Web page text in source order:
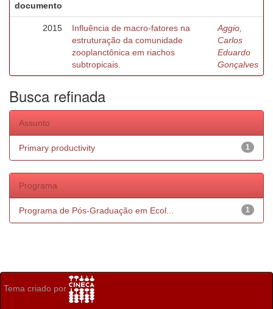
documento
2015
Influência de macro-fatores na
estruturação da comunidade
zooplanctônica em riachos
subtropicais.
Aggio,
Carlos
Eduardo
Gonçalves
Busca refinada
Assunto
1
Primary productivity
Programa
1
Programa de Pós-Graduação em Ecol...
Tema criado por